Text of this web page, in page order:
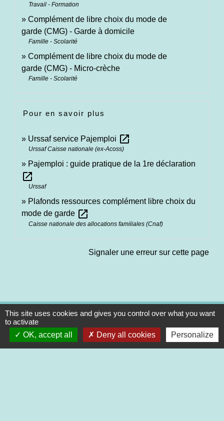
Travail - Formation
Complément de libre choix du mode de
garde (CMG) - Garde à domicile
Famille - Scolarité
Complément de libre choix du mode de
garde (CMG) - Micro-crèche
Famille - Scolarité
Pour en savoir plus
Urssaf service Pajemploi open_in_new
Urssaf Caisse nationale (ex-Acoss)
Pajemploi : guide pratique de la 1re déclaration
open_in_new
Urssaf
Plafonds ressources complément libre choix du
mode de garde open_in_new
Caisse nationale des allocations familiales (Cnaf)
Signaler une erreur sur cette page
Contacts
Commune de Saint-Martin-de-Saint-Maixent
2 rue des Ecoles
79400 Saint-Martin-de-Saint-Maixent - FRANCE
This site uses cookies and gives you control over what you want
to activate
OK, accept all
Deny all cookies Personalize